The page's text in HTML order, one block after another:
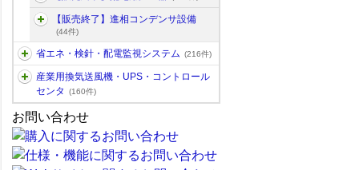
【販売終了】進相コンデンサ設備
(44件)
省エネ・検針・配電監視システム (216件)
産業用換気送風機・UPS・コントロール
センタ
(160件)
お問い合わせ